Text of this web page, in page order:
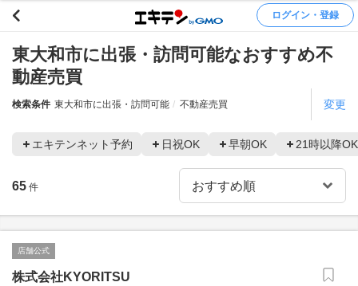
ログイン・登録
東大和市に出張・訪問可能なおすすめ不
動産売買
検索条件 東大和市に出張・訪問可能 不動産売買 変更
エキテンネット予約 日祝OK 早朝OK 21時以降OK
65 件
店舗公式
株式会社KYORITSU